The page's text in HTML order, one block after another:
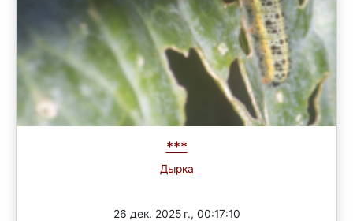
***
Дырка
26 дек. 2025 г., 00:17:10